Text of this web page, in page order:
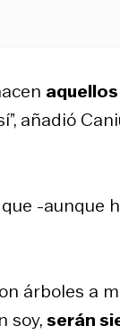
añadió
-aunque
árboles a
soy,serán